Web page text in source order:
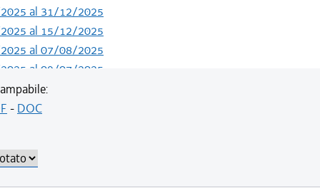
al 31/12/2025
al 15/12/2025
al 07/08/2025
al 09/07/2025
al 04/06/2025
al 13/05/2024
al 31/12/2022
al 03/08/2022
al 13/06/2022
- DOC